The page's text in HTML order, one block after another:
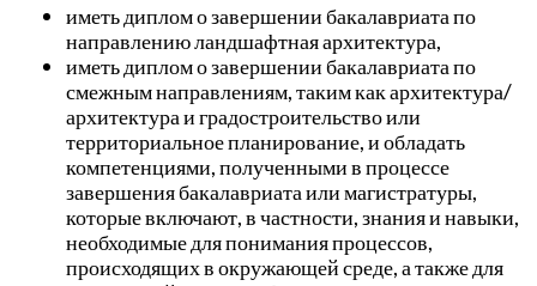
иметь диплом о завершении бакалавриата по
направлению ландшафтная архитектура,
иметь диплом о завершении бакалавриата по
смежным направлениям, таким как архитектура/
архитектура и градостроительство или
территориальное планирование, и обладать
компетенциями, полученными в процессе
завершения бакалавриата или магистратуры,
которые включают, в частности, знания и навыки,
необходимые для понимания процессов,
происходящих в окружающей среде, а также для